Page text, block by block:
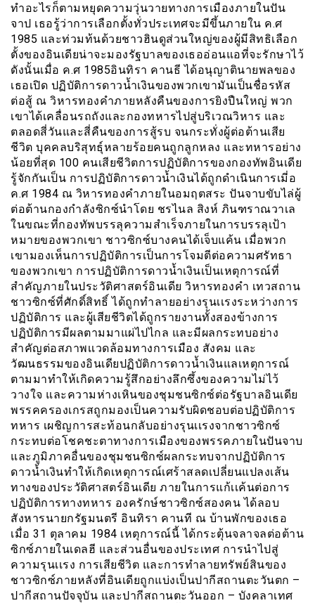
ทำอะไรก็ตามหยุดความวุ่นวายทางการเมืองภายในปัน
จาป เธอรู้ว่าการเลือกตั้งทั่วประเทศจะมีขึ้นภายใน ค.ศ
1985 และท่วมท้นด้วยชาวฮินดูส่วนใหญ่ของผู้มีสิทธิเลือก
ตั้งของอินเดียน่าจะมองรัฐบาลของเธออ่อนแอที่จะรักษาไว้
ดังนั้นเมื่อ ค.ศ 1985อินทิรา คานธี ได้อนุญาตินายพลของ
เธอเปิด ปฏิบัติการดาวน้ำเงินของพวกเขามันเป็นชื่อรหัส
ต่อสู้ ณ วิหารทองคำภายหลังคืนของการยิงปืนใหญ่ พวก
เขาได้เคลื่อนรถถังและกองทหารไปสู่บริเวณวิหาร และ
ตลอดสี่วันและสี่คืนของการสู้รบ จนกระทั่งผู้ต่อต้านเสีย
ชีวิต บุคคลบริสุทธุ์หลายร้อยคนถูกลูกหลง และทหารอย่าง
น้อยที่สุด 100 คนเสียชีวิตการปฏิบัติการของกองทัพอินเดีย
รู้จักกันเป็น การปฏิบัติการดาวน้ำเงินได้ถูกดำเนินการเมี่อ
ค.ศ 1984 ณ วิหารทองคำภายในอมฤตสระ ปันจาบขับไล่ผู้
ต่อต้านกองกำลังซิกซ์นำโดย ชรไนล สิงห์ ภินฑราณวาเล
ในขณะที่กองทัพบรรลุความสำเร็จภายในการบรรลุเป้า
หมายของพวกเขา ชาวซิกซ์บางคนได้เจ็บแค้น เมื่อพวก
เขามองเห็นการปฏิบัติการเป็นการโจมตีต่อความศรัทธา
ของพวกเขา การปฏิบัติการดาวน้ำเงินเป็นเหตุการณ์ที่
สำคัญภายในประวัติศาสตร์อินเดีย วิหารทองคำ เทวสถาน
ชาวซิกซ์ที่ศักดิ์สิทธิ์ ได้ถูกทำลายอย่างรุนเเรงระหว่างการ
ปฏิบัติการ และผู้เสียชีวิตได้ถูกรายงานทั้งสองข้างการ
ปฏิบัติการมีผลตามมาแผ่ไปไกล และมีผลกระทบอย่าง
สำคัญต่อสภาพเเวดล้อมทางการเมือง สังคม และ
วัฒนธรรมของอินเดียปฏิบัติการดาวน้ำเงินแลเหตุการณ์
ตามมาทำให้เกิดความรู้สึกอย่างลึกซึ้งของความไม่ไว้
วางใจ และความห่างเหินของชุมชนซิกซ์ต่อรัฐบาลอินเดีย
พรรคครองเกรสถูกมองเป็นความรับผิดชอบต่อปฏิบัติการ
ทหาร เผชิญการสะท้อนกลับอย่างรุนเเรงจากชาวซิกซ์
กระทบต่อโชคชะตาทางการเมืองของพรรคภายในปันจาบ
และภูมิภาคอื่นของชุมชนซิกซ์ผลกระทบจากปฏิบัติการ
ดาวน้ำเงินทำให้เกิดเหตุการณ์เศร้าสลดเปลี่ยนแปลงเส้น
ทางของประวัติศาสตร์อินเดีย ภายในการแก้เเค้นต่อการ
ปฏิบัติการทางทหาร องครักษ์ชาวซิกซ์สองคน ได้ลอบ
สังหารนายกรัฐมนตรี อินทิรา คานที ณ บ้านพักของเธอ
เมื่อ 31 ตุลาคม 1984 เหตุการณ์นี้ ได้กระตุ้นจลาจลต่อต้าน
ซิกซ์ภายในเดลฮี และส่วนอื่นของประเทศ การนำไปสู่
ความรุนเเรง การเสียชีวิต และการทำลายทรัพย์สินของ
ชาวซิกซ์ภายหลังที่อินเดียถูกแบ่งเป็นปากีสถานตะวันตก –
ปากีสถานปัจจุบัน และปากีสถานตะวันออก – บังคลาเทศ